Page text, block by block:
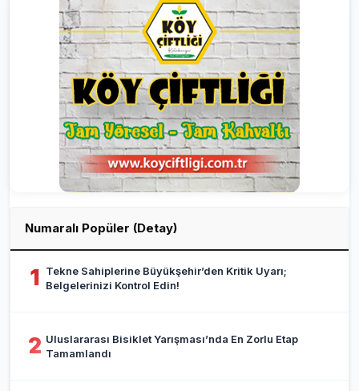
Numaralı Popüler (Detay)
1 Tekne Sahiplerine Büyükşehir’den Kritik Uyarı;
Belgelerinizi Kontrol Edin!
2 Uluslararası Bisiklet Yarışması’nda En Zorlu Etap
Tamamlandı